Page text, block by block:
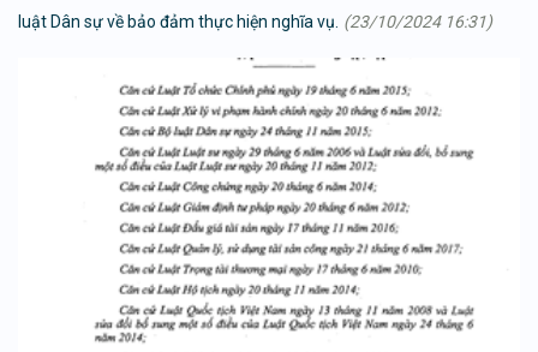
luật Dân sự về bảo đảm thực hiện nghĩa vụ. (23/10/2024 16:31)